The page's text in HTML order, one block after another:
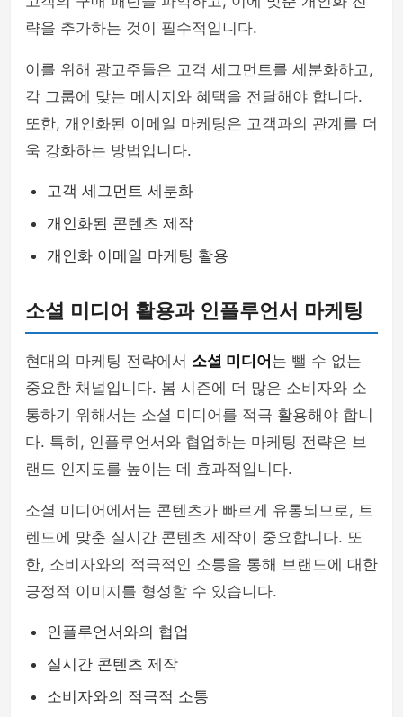
략을 추가하는 것이 필수적입니다.
이를 위해 광고주들은 고객 세그먼트를 세분화하고,
각 그룹에 맞는 메시지와 혜택을 전달해야 합니다.
또한, 개인화된 이메일 마케팅은 고객과의 관계를 더
욱 강화하는 방법입니다.
고객 세그먼트 세분화
개인화된 콘텐츠 제작
개인화 이메일 마케팅 활용
소셜 미디어 활용과 인플루언서 마케팅
현대의 마케팅 전략에서 소셜 미디어 는 뺄 수 없는
중요한 채널입니다. 봄 시즌에 더 많은 소비자와 소
통하기 위해서는 소셜 미디어를 적극 활용해야 합니
다. 특히, 인플루언서와 협업하는 마케팅 전략은 브
랜드 인지도를 높이는 데 효과적입니다.
소셜 미디어에서는 콘텐츠가 빠르게 유통되므로, 트
렌드에 맞춘 실시간 콘텐츠 제작이 중요합니다. 또
한, 소비자와의 적극적인 소통을 통해 브랜드에 대한
긍정적 이미지를 형성할 수 있습니다.
인플루언서와의 협업
실시간 콘텐츠 제작
소비자와의 적극적 소통